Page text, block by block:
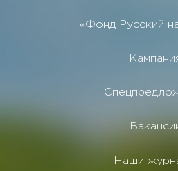
«Фонд Русский
Наши